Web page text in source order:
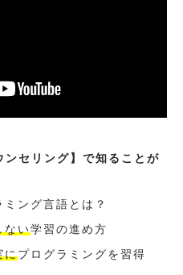
ンセリング】で知ることが
ング言語とは？
ない学習の進め方
にプログラミングを習得